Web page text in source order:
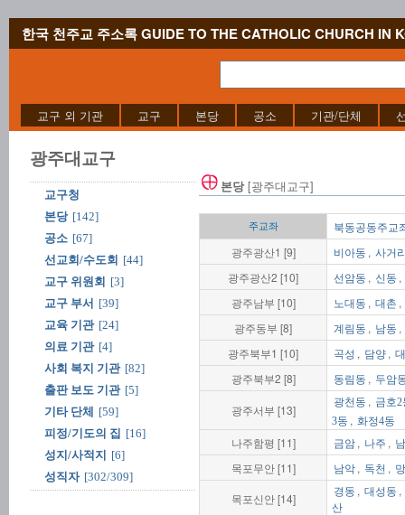
한국 천주교 주소록 GUIDE TO THE CATHOLIC CHURCH IN
교구 외 기관 교구 본당 공소 기관/단체
광주대교구
교구청
본당 [142]
공소 [67]
선교회/수도회 [44]
교구 위원회 [3]
교구 부서 [39]
교육 기관 [24]
의료 기관 [4]
사회 복지 기관 [82]
출판 보도 기관 [5]
기타 단체
[59]
피정/기도의 집 [16]
성지/사적지
[6]
성직자 [302/309]
본당[광주대교구]
주교좌 북동공동주교
광주광산1 [9] 비아동 , 사거
광주광산2 [10] 선암동 , 신동 ,
광주남부 [10]
노대동 , 대촌 ,
광주동부 [8]
계림동 , 남동 ,
광주북부1 [10]
곡성 , 담양 ,
광주북부2 [8] 동림동 , 두암
광주서부 [13] 광천동 , 금호2
3동 , 화정4동
나주함평 [11] 금암 , 나주 ,
목포무안 [11] 남악 , 독천 ,
목포신안 [14] 경동 , 대성동 ,
산